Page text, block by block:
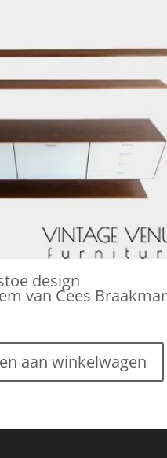
design
van Cees
aan winkelwagen